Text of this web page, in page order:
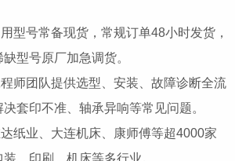
型号常备现货，常规订单48小时发货，
型号原厂加急调货。
师团队提供选型、安装、故障诊断全流
套印不准、轴承异响等常见问题。
纸业、大连机床、康师傅等超4000家